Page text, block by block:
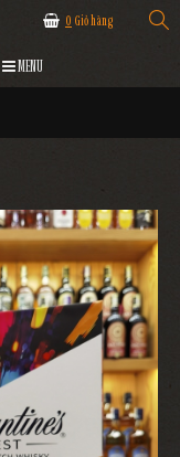
0 Giỏ hàng
MENU